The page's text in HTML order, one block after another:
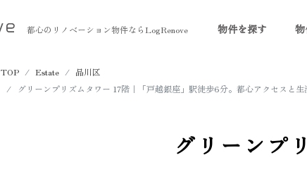
都心のリノベーション物件ならLogRenove 物件を探す
TOP Estate
品川区
グリーンプリズムタワー 17階｜「戸越銀座」駅徒歩6分。都心アクセスと
グリーンプ